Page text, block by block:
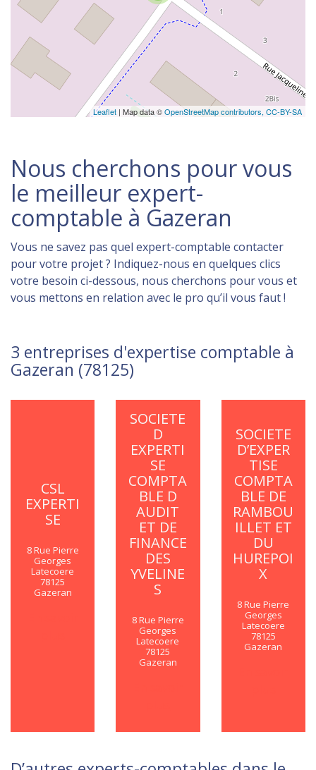
Leaflet | Map data ©OpenStreetMap contributors, CC-BY-SA
Nous cherchons pour vous
le meilleur expert-
comptable à Gazeran
Vous ne savez pas quel expert-comptable contacter
pour votre projet ? Indiquez-nous en quelques clics
votre besoin ci-dessous, nous cherchons pour vous et
vous mettons en relation avec le pro qu’il vous faut !
3 entreprises d'expertise comptable à
Gazeran (78125)
CSL
EXPERTI
SE
8 Rue Pierre
Georges
Latecoere
78125
Gazeran
SOCIETE
D
EXPERTI
SE
COMPTA
BLE D
AUDIT
ET DE
FINANCE
DES
YVELINE
S
8 Rue Pierre
Georges
Latecoere
78125
Gazeran
SOCIETE
D’EXPER
TISE
COMPTA
BLE DE
RAMBOU
ILLET ET
DU
HUREPOI
X
8 Rue Pierre
Georges
Latecoere
78125
Gazeran